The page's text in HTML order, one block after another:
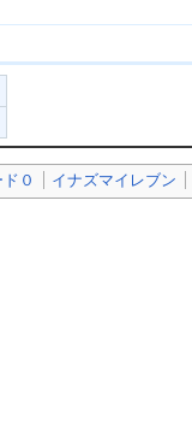
０ イナズマイレブン